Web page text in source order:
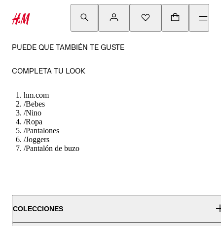
PUEDE QUE TAMBIÉN TE GUSTE
COMPLETA TU LOOK
hm.com
/Bebes
/Nino
/Ropa
/Pantalones
/Joggers
/Pantalón de buzo
COLECCIONES